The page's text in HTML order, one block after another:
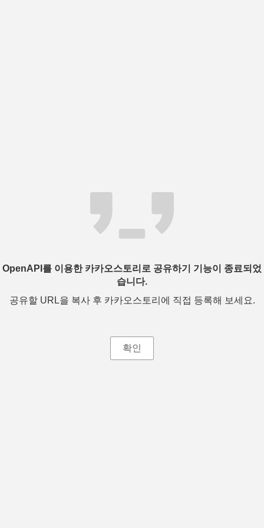
OpenAPI를 이용한 카카오스토리로 공유하기 기능이 종료되었
습니다.
공유할 URL을 복사 후 카카오스토리에 직접 등록해 보세요.
확인